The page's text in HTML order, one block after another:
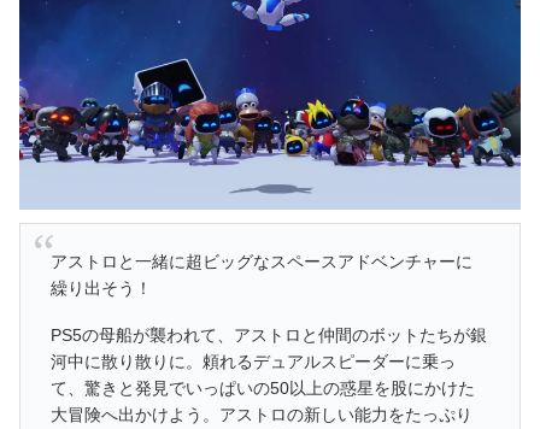
アストロと一緒に超ビッグなスペースアドベンチャーに
繰り出そう！
PS5の母船が襲われて、アストロと仲間のボットたちが銀
河中に散り散りに。頼れるデュアルスピーダーに乗っ
て、驚きと発見でいっぱいの50以上の惑星を股にかけた
大冒険へ出かけよう。アストロの新しい能力をたっぷり